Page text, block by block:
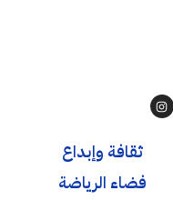
ثقافة وإبداع
فضاء الرياضة